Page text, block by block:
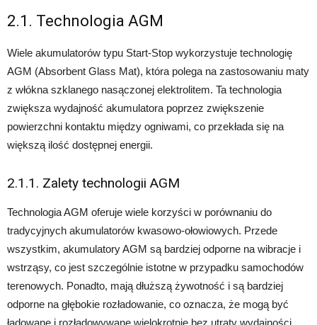
2.1. Technologia AGM
Wiele akumulatorów typu Start-Stop wykorzystuje technologię
AGM (Absorbent Glass Mat), która polega na zastosowaniu maty
z włókna szklanego nasączonej elektrolitem. Ta technologia
zwiększa wydajność akumulatora poprzez zwiększenie
powierzchni kontaktu między ogniwami, co przekłada się na
większą ilość dostępnej energii.
2.1.1. Zalety technologii AGM
Technologia AGM oferuje wiele korzyści w porównaniu do
tradycyjnych akumulatorów kwasowo-ołowiowych. Przede
wszystkim, akumulatory AGM są bardziej odporne na wibracje i
wstrząsy, co jest szczególnie istotne w przypadku samochodów
terenowych. Ponadto, mają dłuższą żywotność i są bardziej
odporne na głębokie rozładowanie, co oznacza, że mogą być
ładowane i rozładowywane wielokrotnie bez utraty wydajności.